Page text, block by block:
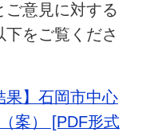
意見に対する
をご覧くださ
果】石岡市中心
案） [PDF形式